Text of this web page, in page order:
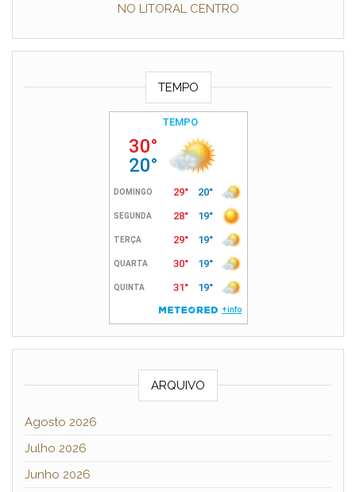
NO LITORAL CENTRO
TEMPO
ARQUIVO
Agosto 2026
Julho 2026
Junho 2026